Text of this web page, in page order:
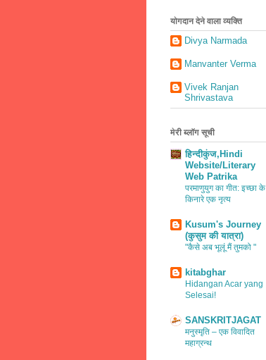
योगदान देने वाला व्यक्ति
Divya Narmada
Manvanter Verma
Vivek Ranjan
Shrivastava
मेरी ब्लॉग सूची
हिन्दीकुंज,Hindi
Website/Literary
Web Patrika
परमाणुयुग का गीत: इच्छा के
किनारे एक नृत्य
Kusum's Journey
(कुसुम की यात्रा)
"कैसे अब भूलूं मैं तुमको "
kitabghar
Hidangan Acar yang
Selesai!
SANSKRITJAGAT
मनुस्मृति – एक विवादित
महाग्रन्थ